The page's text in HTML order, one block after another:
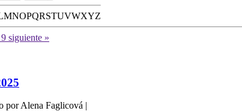
MNOPQRSTUVWXYZ
9 siguiente »
por Alena Faglicová |